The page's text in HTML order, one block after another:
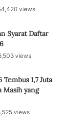
views
Syarat Daftar
views
1,7 Juta
Masih yang
views